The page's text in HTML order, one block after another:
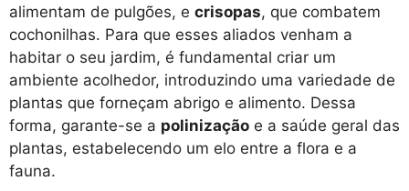
alimentam de pulgões, e crisopas, que combatem
cochonilhas. Para que esses aliados venham a
habitar o seu jardim, é fundamental criar um
ambiente acolhedor, introduzindo uma variedade de
plantas que forneçam abrigo e alimento. Dessa
forma, garante-se a polinização e a saúde geral das
plantas, estabelecendo um elo entre a flora e a
fauna.